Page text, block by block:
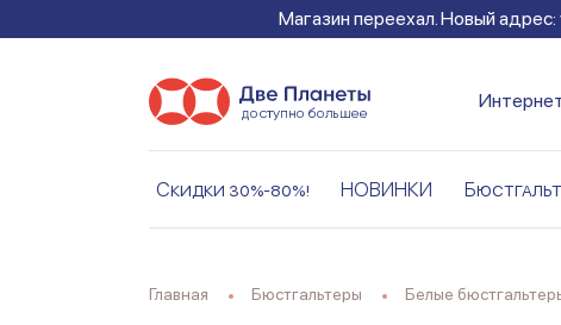
Магазин переехал. Новый
Скидки 30%-80%! НОВИНКИ
Главная Бюстгальтеры Белые